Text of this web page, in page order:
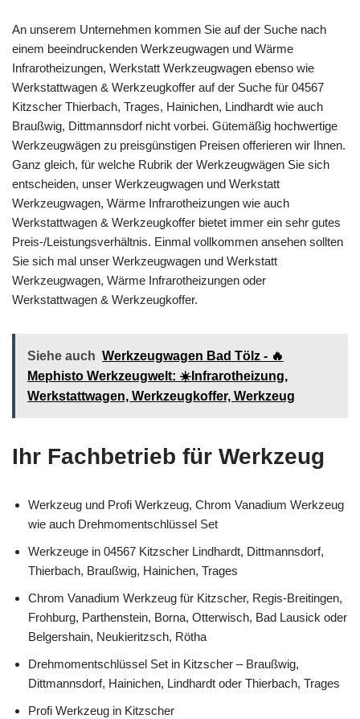
An unserem Unternehmen kommen Sie auf der Suche nach
einem beeindruckenden Werkzeugwagen und Wärme
Infrarotheizungen, Werkstatt Werkzeugwagen ebenso wie
Werkstattwagen & Werkzeugkoffer auf der Suche für 04567
Kitzscher Thierbach, Trages, Hainichen, Lindhardt wie auch
Braußwig, Dittmannsdorf nicht vorbei. Gütemäßig hochwertige
Werkzeugwägen zu preisgünstigen Preisen offerieren wir Ihnen.
Ganz gleich, für welche Rubrik der Werkzeugwägen Sie sich
entscheiden, unser Werkzeugwagen und Werkstatt
Werkzeugwagen, Wärme Infrarotheizungen wie auch
Werkstattwagen & Werkzeugkoffer bietet immer ein sehr gutes
Preis-/Leistungsverhältnis. Einmal vollkommen ansehen sollten
Sie sich mal unser Werkzeugwagen und Werkstatt
Werkzeugwagen, Wärme Infrarotheizungen oder
Werkstattwagen & Werkzeugkoffer.
Siehe auch Werkzeugwagen Bad Tölz - 🔥
Mephisto Werkzeugwelt: ☀️Infrarotheizung,
Werkstattwagen, Werkzeugkoffer, Werkzeug
Ihr Fachbetrieb für Werkzeug
Werkzeug und Profi Werkzeug, Chrom Vanadium Werkzeug
wie auch Drehmomentschlüssel Set
Werkzeuge in 04567 Kitzscher Lindhardt, Dittmannsdorf,
Thierbach, Braußwig, Hainichen, Trages
Chrom Vanadium Werkzeug für Kitzscher, Regis-Breitingen,
Frohburg, Parthenstein, Borna, Otterwisch, Bad Lausick oder
Belgershain, Neukieritzsch, Rötha
Drehmomentschlüssel Set in Kitzscher – Braußwig,
Dittmannsdorf, Hainichen, Lindhardt oder Thierbach, Trages
Profi Werkzeug in Kitzscher